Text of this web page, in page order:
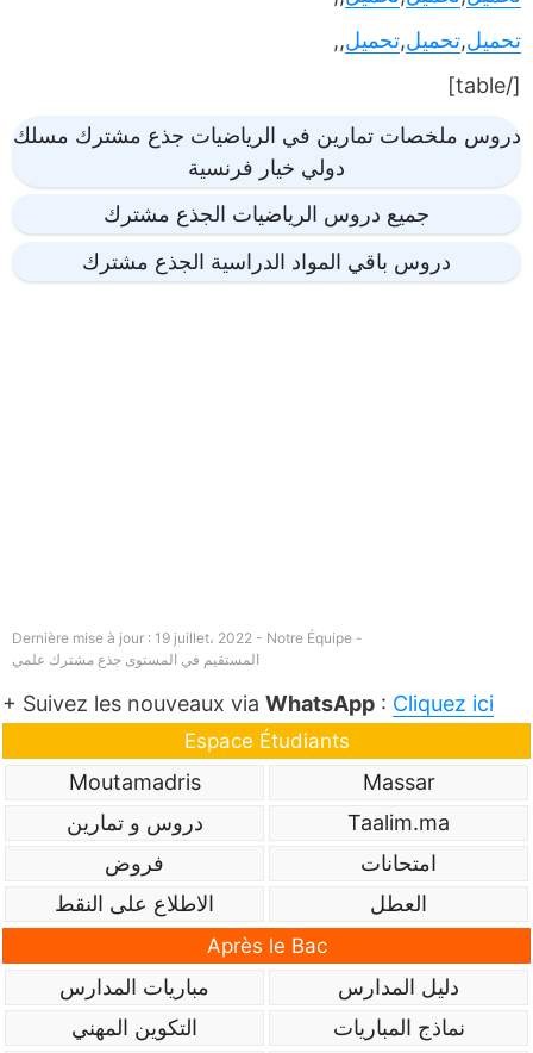
تحميل,تحميل,تحميل,,
[/table]
دروس ملخصات تمارين في الرياضيات جذع مشترك مسلك
دولي خيار فرنسية
جميع دروس الرياضيات الجذع مشترك
دروس باقي المواد الدراسية الجذع مشترك
Dernière mise à jour : 19 juillet، 2022 - Notre Équipe -
المستقيم في المستوى جذع مشترك علمي
+ Suivez les nouveaux via WhatsApp : Cliquez ici
Espace Étudiants
Massar
Moutamadris
Taalim.ma
دروس و تمارين
امتحانات
فروض
العطل
الاطلاع على النقط
Après le Bac
دليل المدارس
مباريات المدارس
نماذج المباريات
التكوين المهني